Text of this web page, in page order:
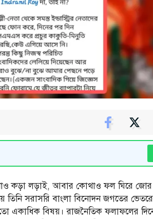
কড়া লড়াই, আবার কোথাও ফল ঘিরে
সরাসরি বাংলা বিনোদন জগতের
একাধিক বিষয়। রাজনৈতিক ফলাফলের